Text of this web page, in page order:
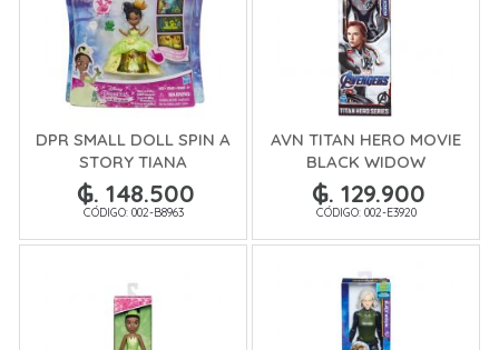
DPR SMALL DOLL SPIN A
STORY TIANA
₲. 148.500
CÓDIGO: 002-B8963
AVN TITAN HERO MOVIE
BLACK WIDOW
₲. 129.900
CÓDIGO: 002-E3920